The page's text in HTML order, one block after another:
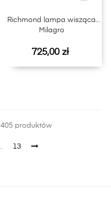
Richmond lampa wisząca
Milagro
Cena
725,00 zł
produktów
13